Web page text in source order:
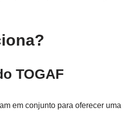
TOGAF
em conjunto para oferecer uma